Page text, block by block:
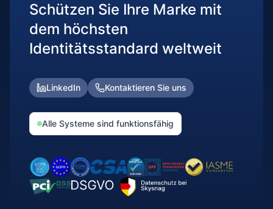
Schützen Sie Ihre Marke mit
dem höchsten
Identitätsstandard weltweit
LinkedIn Kontaktieren Sie uns
Alle Systeme sind funktionsfähig